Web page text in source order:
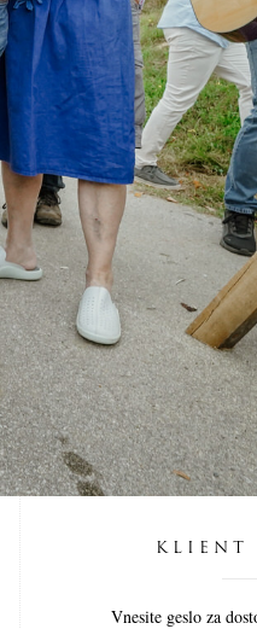
KLIENT
Vnesite geslo za